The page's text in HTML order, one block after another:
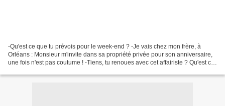
-Qu'est ce que tu prévois pour le week-end ? -Je vais chez mon frère, à
Orléans : Monsieur m'invite dans sa propriété privée pour son anniversaire,
une fois n'est pas coutume ! -Tiens, tu renoues avec cet affairiste ? Qu'est ce